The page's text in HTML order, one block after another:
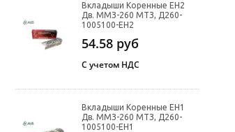
Вкладыши Коренные ЕН2
Дв. ММЗ-260 МТЗ, Д260-
1005100-ЕН2
54.58 руб
С учетом НДС
Вкладыши Коренные ЕН1
Дв. ММЗ-260 МТЗ, Д260-
1005100-ЕН1